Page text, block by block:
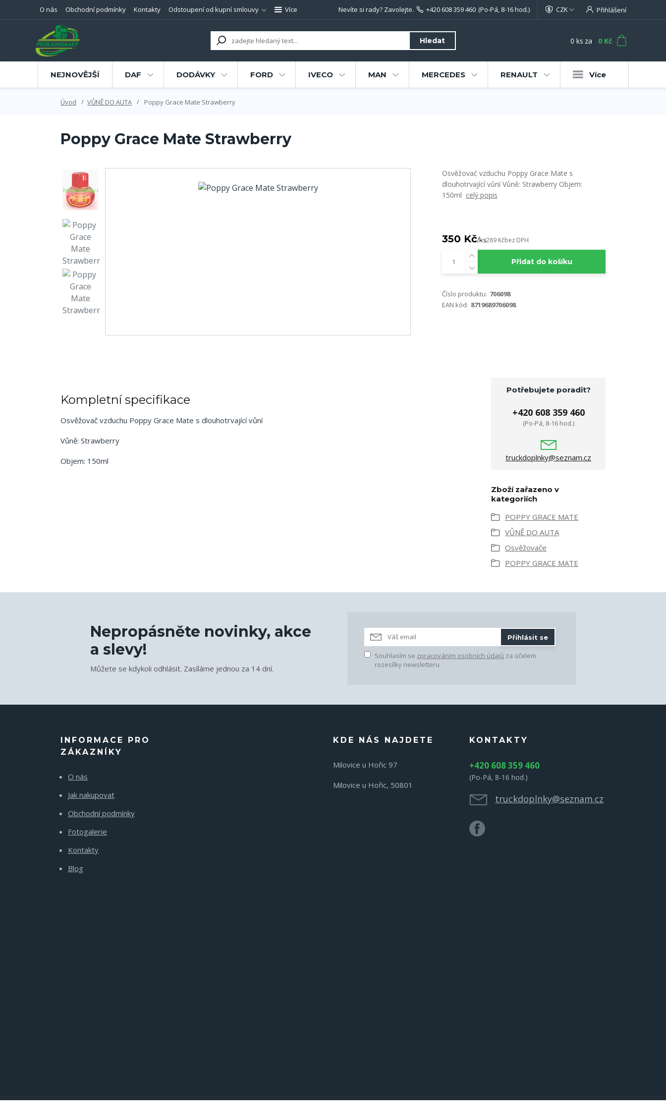
O nás Obchodní podmínky Kontakty Odstoupení od kupní smlouvy Více CZK Přihlášení
Hledat
Nevíte si rady? Zavolejte. +420 608 359 460 (Po-Pá, 8-16 hod.)
0 ks za 0 Kč
NEJNOVĚJŠÍ DAF DODÁVKY FORD IVECO MAN MERCEDES RENAULT Více
Úvod VŮNĚ DO AUTA Poppy Grace Mate Strawberry
Poppy Grace Mate Strawberry
Osvěžovač vzduchu Poppy Grace Mate s
dlouhotrvající vůní Vůně: Strawberry Objem:
150ml celý popis
350 Kč/ks289 Kčbez DPH
Přidat do košíku
Číslo produktu: 706098
EAN kód: 8719689706098
Kompletní specifikace
Osvěžovač vzduchu Poppy Grace Mate s dlouhotrvající vůní
Vůně: Strawberry
Objem: 150ml
Potřebujete poradit?
+420 608 359 460
(Po-Pá, 8-16 hod.)
truckdoplnky@seznam.cz
Zboží zařazeno v
kategoriích
POPPY GRACE MATE
VŮNĚ DO AUTA
Osvěžovače
POPPY GRACE MATE
Nepropásněte novinky, akce
a slevy!
Můžete se kdykoli odhlásit. Zasíláme jednou za 14 dní.
Přihlásit se
Souhlasím se zpracováním osobních údajů za účelem
rozesílky newsletteru.
INFORMACE PRO
ZÁKAZNÍKY
O nás
Jak nakupovat
Obchodní podmínky
Fotogalerie
Kontakty
Blog
KDE NÁS NAJDETE
Milovice u Hořic 97
Milovice u Hořic, 50801
KONTAKTY
+420 608 359 460
(Po-Pá, 8-16 hod.)
truckdoplnky@seznam.cz